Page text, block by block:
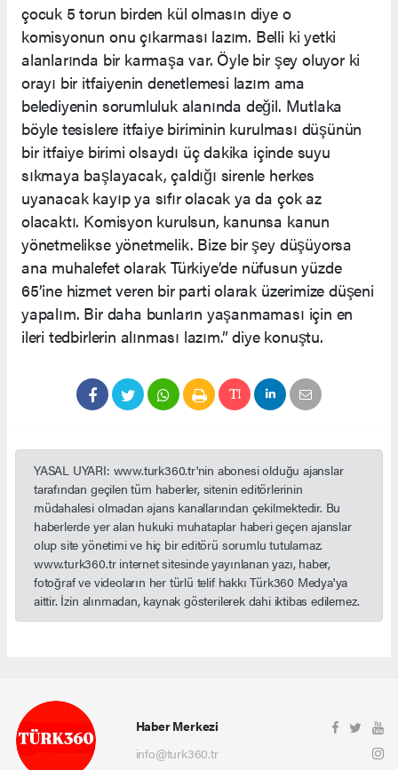
çocuk 5 torun birden kül olmasın diye o
komisyonun onu çıkarması lazım. Belli ki yetki
alanlarında bir karmaşa var. Öyle bir şey oluyor ki
orayı bir itfaiyenin denetlemesi lazım ama
belediyenin sorumluluk alanında değil. Mutlaka
böyle tesislere itfaiye biriminin kurulması düşünün
bir itfaiye birimi olsaydı üç dakika içinde suyu
sıkmaya başlayacak, çaldığı sirenle herkes
uyanacak kayıp ya sıfır olacak ya da çok az
olacaktı. Komisyon kurulsun, kanunsa kanun
yönetmelikse yönetmelik. Bize bir şey düşüyorsa
ana muhalefet olarak Türkiye’de nüfusun yüzde
65’ine hizmet veren bir parti olarak üzerimize düşeni
yapalım. Bir daha bunların yaşanmaması için en
ileri tedbirlerin alınması lazım.” diye konuştu.
YASAL UYARI: www.turk360.tr'nin abonesi olduğu ajanslar
tarafından geçilen tüm haberler, sitenin editörlerinin
müdahalesi olmadan ajans kanallarından çekilmektedir. Bu
haberlerde yer alan hukuki muhataplar haberi geçen ajanslar
olup site yönetimi ve hiç bir editörü sorumlu tutulamaz.
www.turk360.tr internet sitesinde yayınlanan yazı, haber,
fotoğraf ve videoların her türlü telif hakkı Türk360 Medya'ya
aittir. İzin alınmadan, kaynak gösterilerek dahi iktibas edilemez.
Haber Merkezi
info@turk360.tr